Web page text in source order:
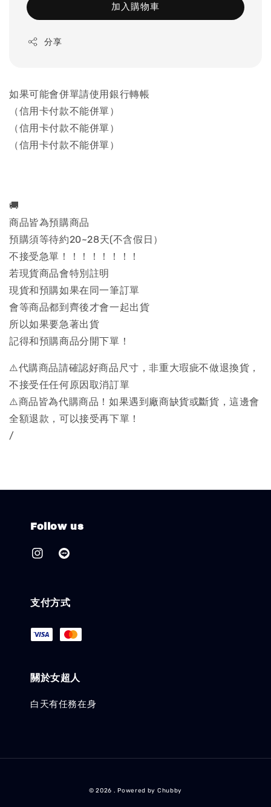
加入購物車
分享
如果可能會併單請使用銀行轉帳
（信用卡付款不能併單）
（信用卡付款不能併單）
（信用卡付款不能併單）
🚚
商品皆為預購商品
預購須等待約20~28天(不含假日）
不接受急單！！！！！！！！
若現貨商品會特別註明
現貨和預購如果在同一筆訂單
會等商品都到齊後才會一起出貨
所以如果要急著出貨
記得和預購商品分開下單！
⚠️代購商品請確認好商品尺寸，非重大瑕疵不做退換貨，
不接受任任何原因取消訂單
⚠️商品皆為代購商品！如果遇到廠商缺貨或斷貨，這邊會
全額退款，可以接受再下單！
/
Follow us
支付方式
關於女超人
白天有任務在身
© 2026 . Powered by Chubby